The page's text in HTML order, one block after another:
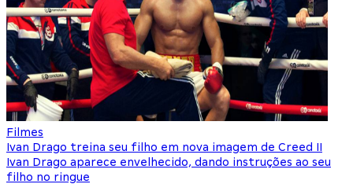
Filmes
Ivan Drago treina seu filho em nova imagem de Creed II
Ivan Drago aparece envelhecido, dando instruções ao seu
filho no ringue